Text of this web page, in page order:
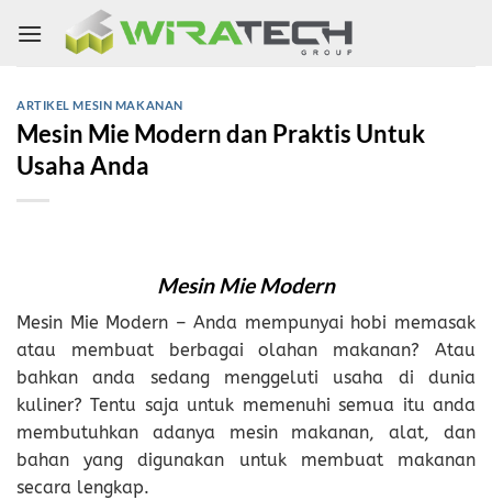
ARTIKEL MESIN MAKANAN
Mesin Mie Modern dan Praktis Untuk
Usaha Anda
Mesin Mie Modern
Mesin Mie Modern – Anda mempunyai hobi memasak
atau membuat berbagai olahan makanan? Atau
bahkan anda sedang menggeluti usaha di dunia
kuliner? Tentu saja untuk memenuhi semua itu anda
membutuhkan adanya mesin makanan, alat, dan
bahan yang digunakan untuk membuat makanan
secara lengkap.